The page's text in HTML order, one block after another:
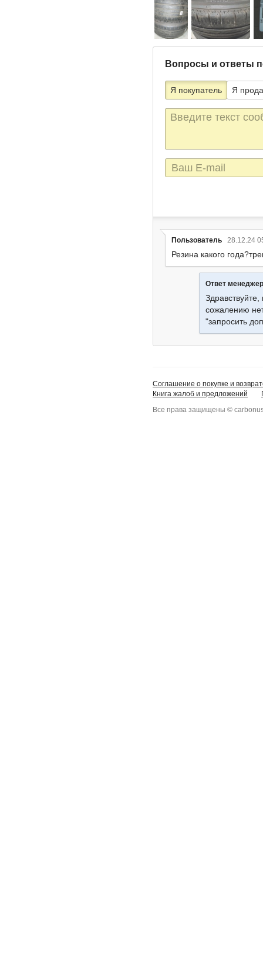
Вопросы и ответы
Я покупатель Я
Текст
сообщения
E-
mail
Пользователь 28.12.24
Резина какого
Ответ
сожалению
"запросить
Соглашение о покупке и
Книга жалоб и предложений
Все права защищены ©